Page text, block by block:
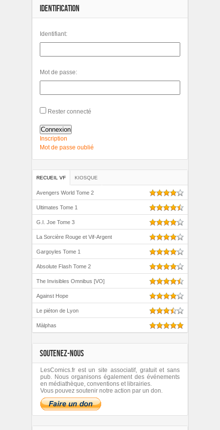
IDENTIFICATION
Identifiant:
Mot de passe:
Rester connecté
Connexion
Inscription
Mot de passe oublié
RECUEIL VF KIOSQUE
Avengers World Tome 2
Ultimates Tome 1
G.I. Joe Tome 3
La Sorcière Rouge et Vif-Argent
Gargoyles Tome 1
Absolute Flash Tome 2
The Invisibles Omnibus [VO]
Against Hope
Le piéton de Lyon
Màlphas
SOUTENEZ-NOUS
LesComics.fr est un site associatif, gratuit et sans
pub. Nous organisons également des événements
en médiathèque, conventions et librairies.
Vous pouvez soutenir notre action par un don.